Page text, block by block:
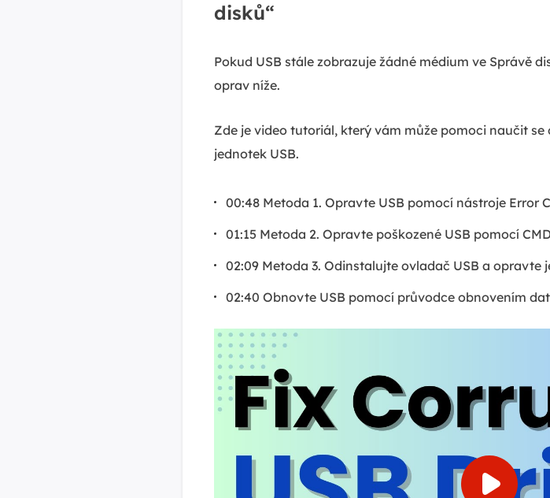
disků“
Pokud USB stále zobrazuje žádné médium ve Správě
oprav níže.
Zde je video tutoriál, který vám může pomoci naučit
jednotek USB.
00:48 Metoda 1. Opravte USB pomocí nástroje Error
01:15 Metoda 2. Opravte poškozené USB pomocí
02:09 Metoda 3. Odinstalujte ovladač USB a opravte
02:40 Obnovte USB pomocí průvodce obnovením dat